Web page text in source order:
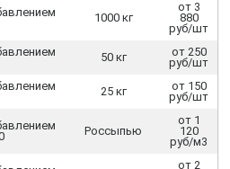
1000 кг
от 3
880
руб/шт
50 кг
от 250
руб/шт
25 кг
от 150
руб/шт
Россыпью
от 1
120
руб/м3
от 2